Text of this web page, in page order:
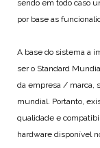
sendo em todo caso
por base as
A base do sistema a
ser o Standard
da empresa / marca,
mundial. Portanto,
qualidade e
hardware disponível